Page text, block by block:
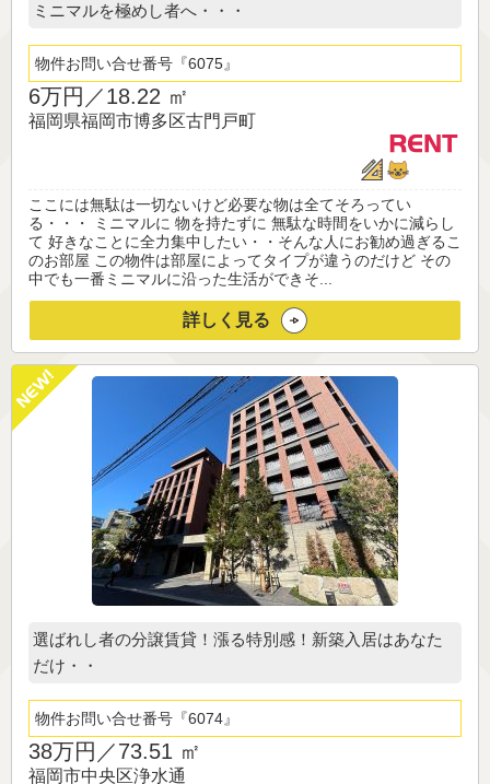
ミニマルを極めし者へ・・・
物件お問い合せ番号 6075
6万円／18.22 ㎡
福岡県福岡市博多区古門戸町
ここには無駄は一切ないけど必要な物は全てそろってい
る・・・ ミニマルに 物を持たずに 無駄な時間をいかに減らし
て 好きなことに全力集中したい・・そんな人にお勧め過ぎるこ
のお部屋 この物件は部屋によってタイプが違うのだけど その
中でも一番ミニマルに沿った生活ができそ...
詳しく見る
選ばれし者の分譲賃貸！漲る特別感！新築入居はあなた
だけ・・
物件お問い合せ番号 6074
38万円／73.51 ㎡
福岡市中央区浄水通